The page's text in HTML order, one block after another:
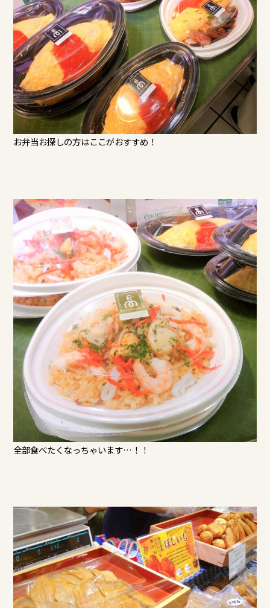
お弁当お探しの方はここがおすすめ！
全部食べたくなっちゃいます…！！